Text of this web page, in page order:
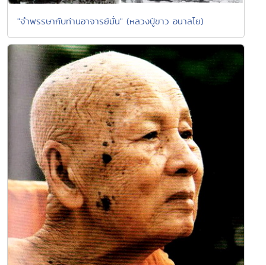
"จำพรรษากับท่านอาจารย์มั่น" (หลวงปู่ขาว อนาลโย)